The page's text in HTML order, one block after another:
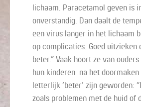
lichaam. Paracetamol geven is
onverstandig. Dan daalt de
een virus langer in het lichaam
op complicaties. Goed uitzieken
beter.” Vaak hoort ze van
hun kinderen na het doormaken
letterlijk ‘beter’ zijn geworden:
zoals problemen met de huid of